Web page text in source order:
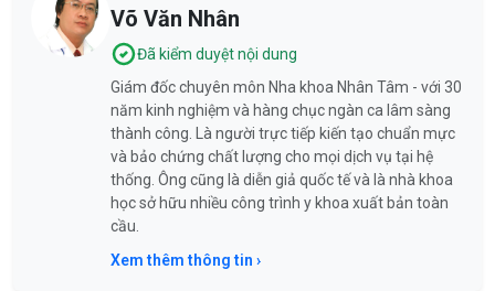
Võ Văn Nhân
Đã kiểm duyệt nội dung
Giám đốc chuyên môn Nha khoa Nhân Tâm - với 30
năm kinh nghiệm và hàng chục ngàn ca lâm sàng
thành công. Là người trực tiếp kiến tạo chuẩn mực
và bảo chứng chất lượng cho mọi dịch vụ tại hệ
thống. Ông cũng là diễn giả quốc tế và là nhà khoa
học sở hữu nhiều công trình y khoa xuất bản toàn
cầu.
Xem thêm thông tin ›